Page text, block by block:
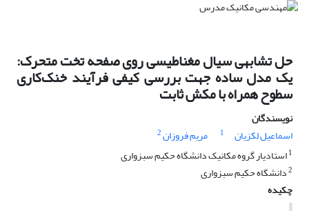
حل تشابهی سیال مغناطیسی روی صفحه تخت متحرک:
یک مدل ساده جهت بررسی کیفی فرآیند خنک‌کاری
سطوح همراه با مکش ثابت
نویسندگان
اسماعیل لکزیان
1 مریم فروزان2
1استادیار گروه مکانیک دانشگاه حکیم سبزواری
2دانشگاه حکیم سبزواری
چکیده